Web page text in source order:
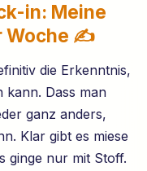
in: Meine
Woche ✍️
die Erkenntnis,
kann. Dass man
ganz anders,
Klar gibt es miese
ginge nur mit Stoff.